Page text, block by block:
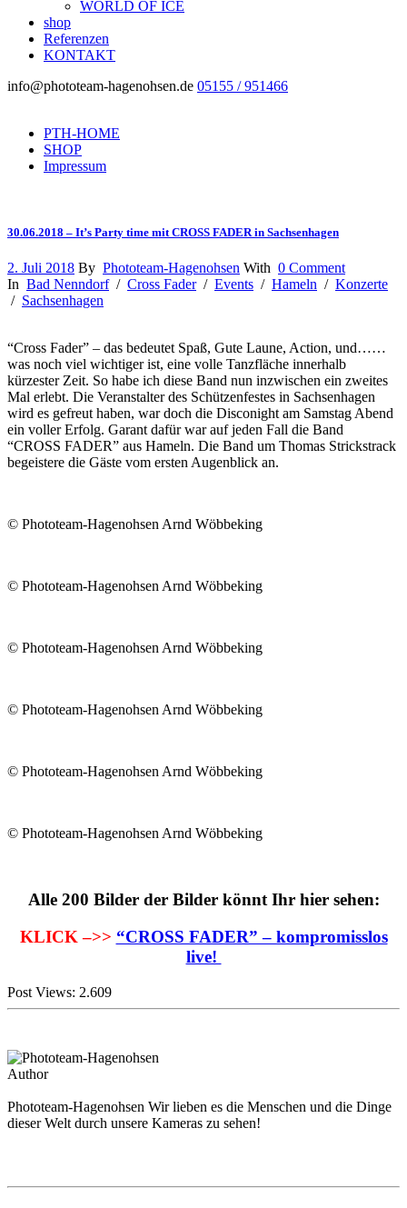
WORLD OF ICE
shop
Referenzen
KONTAKT
info@phototeam-hagenohsen.de 05155 / 951466
PTH-HOME
SHOP
Impressum
30.06.2018 – It’s Party time mit CROSS FADER in Sachsenhagen
2. Juli 2018 By Phototeam-Hagenohsen With 0 Comment
In Bad Nenndorf/ Cross Fader/ Events / Hameln / Konzerte
/ Sachsenhagen
“Cross Fader” – das bedeutet Spaß, Gute Laune, Action, und……
was noch viel wichtiger ist, eine volle Tanzfläche innerhalb
kürzester Zeit. So habe ich diese Band nun inzwischen ein zweites
Mal erlebt. Die Veranstalter des Schützenfestes in Sachsenhagen
wird es gefreut haben, war doch die Disconight am Samstag Abend
ein voller Erfolg. Garant dafür war auf jeden Fall die Band
“CROSS FADER” aus Hameln. Die Band um Thomas Strickstrack
begeistere die Gäste vom ersten Augenblick an.
© Phototeam-Hagenohsen Arnd Wöbbeking
© Phototeam-Hagenohsen Arnd Wöbbeking
© Phototeam-Hagenohsen Arnd Wöbbeking
© Phototeam-Hagenohsen Arnd Wöbbeking
© Phototeam-Hagenohsen Arnd Wöbbeking
© Phototeam-Hagenohsen Arnd Wöbbeking
Alle 200 Bilder der Bilder könnt Ihr hier sehen:
KLICK –>> “CROSS FADER” – kompromisslos
live!
Post Views: 2.609
Author
Phototeam-Hagenohsen Wir lieben es die Menschen und die Dinge
dieser Welt durch unsere Kameras zu sehen!